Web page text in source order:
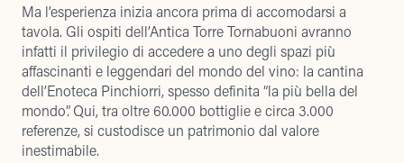
Ma l’esperienza inizia ancora prima di accomodarsi a
tavola. Gli ospiti dell’Antica Torre Tornabuoni avranno
infatti il privilegio di accedere a uno degli spazi più
affascinanti e leggendari del mondo del vino: la cantina
dell’Enoteca Pinchiorri, spesso definita “la più bella del
mondo”. Qui, tra oltre 60.000 bottiglie e circa 3.000
referenze, si custodisce un patrimonio dal valore
inestimabile.